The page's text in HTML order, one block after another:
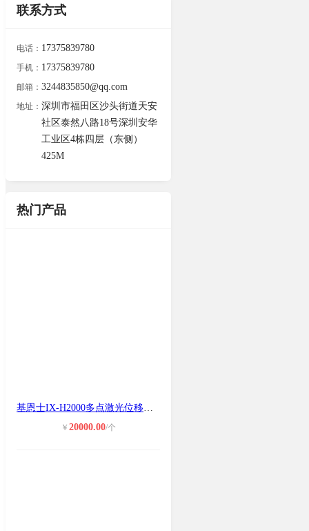
联系方式
电话： 17375839780
手机： 17375839780
邮箱： 3244835850@qq.com
地址： 深圳市福田区沙头街道天安
社区泰然八路18号深圳安华
工业区4栋四层（东侧）
425M
热门产品
基恩士IX-H2000多点激光位移传感器控
￥ 20000.00/个